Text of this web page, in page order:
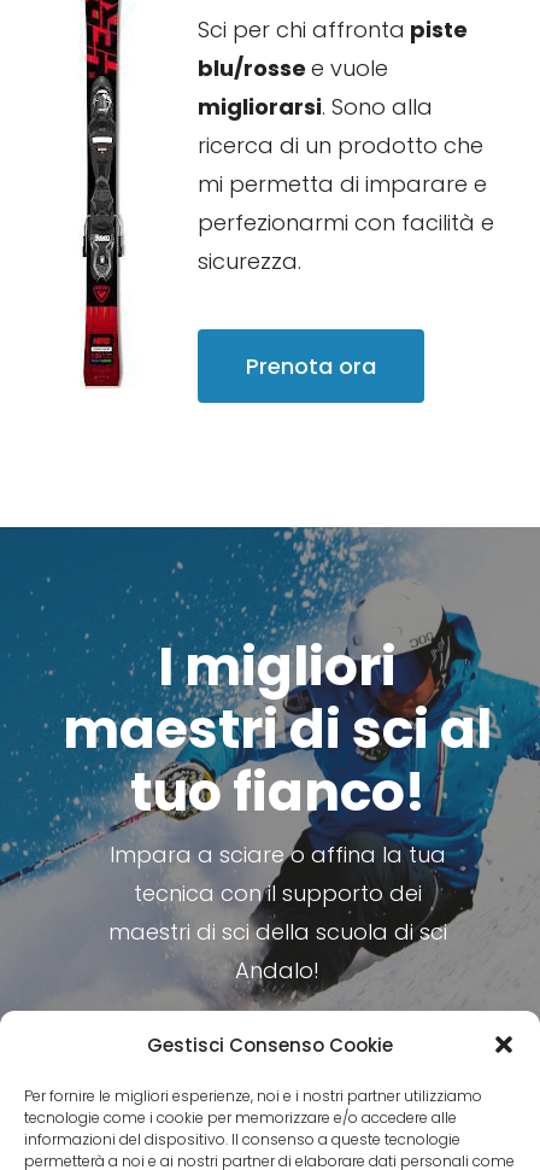
Gestisci Consenso Cookie
Per fornire le migliori esperienze, noi e i nostri partner utilizziamo
tecnologie come i cookie per memorizzare e/o accedere alle
informazioni del dispositivo. Il consenso a queste tecnologie
permetterà a noi e ai nostri partner di elaborare dati personali come
Sci per chi affronta piste
blu/rossee vuole
migliorarsi. Sono alla
ricerca di un prodotto che
mi permetta di imparare e
perfezionarmi con facilità e
sicurezza.
Prenota ora
I migliori
maestri di sci al
tuo fianco!
Impara a sciare o affina la tua
tecnica con il supporto dei
maestri di sci della scuola di sci
Andalo!
Prenota una lezione